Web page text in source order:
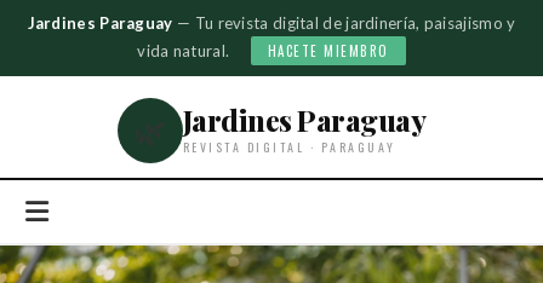
Jardines Paraguay — Tu revista digital de jardinería, paisajismo y
vida natural.
HACETE MIEMBRO
🌿 Jardines Paraguay
REVISTA DIGITAL · PARAGUAY